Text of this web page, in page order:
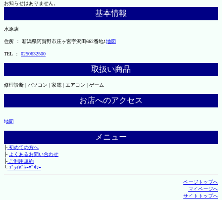
お知らせはありません。
基本情報
水原店
住所 ： 新潟県阿賀野市庄ヶ宮字沢田662番地1地図
TEL ： 0250632500
取扱い商品
修理診断 | パソコン | 家電 | エアコン | ゲーム
お店へのアクセス
地図
メニュー
├初めての方へ
├ よくあるお問い合わせ
├ご利用規約
└ﾌﾟﾗｲﾊﾞｼｰﾎﾟﾘｼｰ
ページトップへ
マイページへ
サイトトップへ